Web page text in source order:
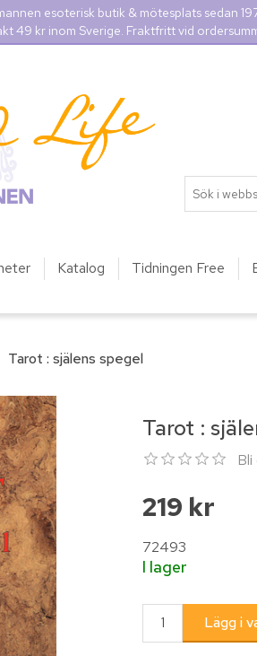
esoterisk butik & mötesplats sedan
49 kr inom Sverige. Fraktfritt vid
Katalog Tidningen Free
Tarot : själens spegel
Tarot :
219 kr
72493
I lager